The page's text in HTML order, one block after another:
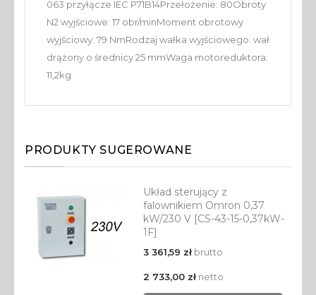
063 przyłącze IEC P71B14Przełożenie: 80Obroty
N2 wyjściowe: 17 obr/minMoment obrotowy
wyjściowy: 79 NmRodzaj wałka wyjściowego: wał
drążony o średnicy 25 mmWaga motoreduktora:
11,2kg
PRODUKTY SUGEROWANE
Układ sterujący z
falownikiem Omron 0,37
kW/230 V [CS-43-15-0,37kW-
1F]
3 361,59 złbrutto
2 733,00 złnetto